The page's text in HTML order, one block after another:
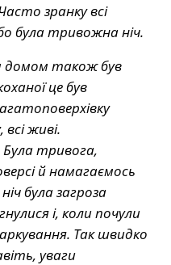
зранку всі
була тривожна ніч.
домом також був
це був
живі.
Була тривога,
й намагаємось
була загроза
і, коли почули
Так швидко
уваги